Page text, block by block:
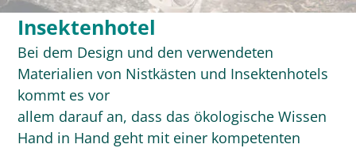
Insektenhotel
Bei dem Design und den verwendeten
Materialien von Nistkästen und Insektenhotels
kommt es vor
allem darauf an, dass das ökologische Wissen
Hand in Hand geht mit einer kompetenten